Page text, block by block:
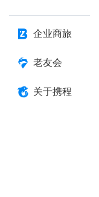
企业商旅
老友会
关于携程